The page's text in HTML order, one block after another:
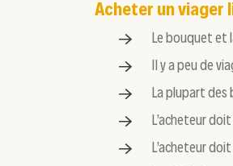
Acheter un viager
Le bouquet et
Il y a peu de
La plupart des
L’acheteur
L’acheteur